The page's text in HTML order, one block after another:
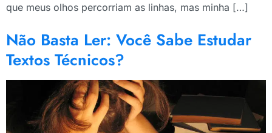
que meus olhos percorriam as linhas, mas minha […]
Não Basta Ler: Você Sabe Estudar
Textos Técnicos?